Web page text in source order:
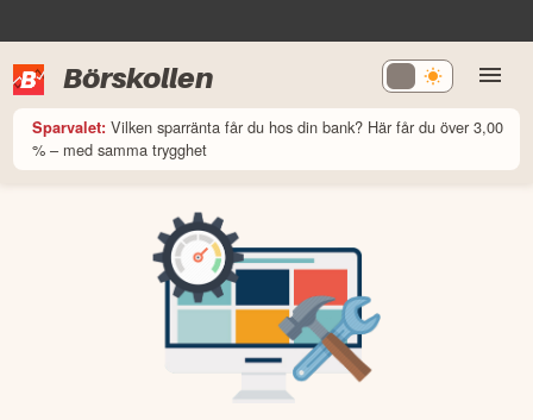
Börskollen
Sparvalet: Vilken sparränta får du hos din bank? Här får du över 3,00
% – med samma trygghet